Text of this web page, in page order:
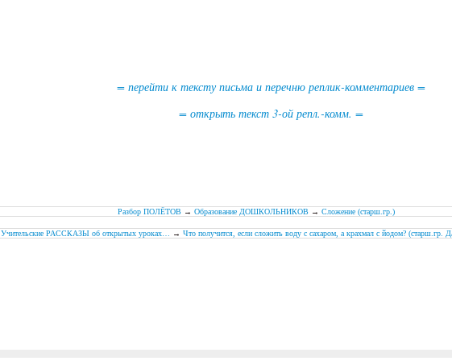
= перейти к тексту письма и перечню реплик-комментариев =
= открыть текст 3-ой репл.-комм. =
Разбор ПОЛЁТОВ→ Образование ДОШКОЛЬНИКОВ → Сложение (старш.гр.)
Учительские РАССКАЗЫ об открытых уроках… → Что получится, если сложить воду с сахаром, а крахмал с йодом? (cтарш.гр.